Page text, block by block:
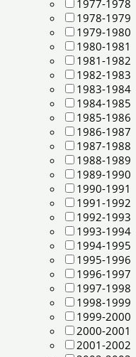
1977-1978
1978-1979
1979-1980
1980-1981
1981-1982
1982-1983
1983-1984
1984-1985
1985-1986
1986-1987
1987-1988
1988-1989
1989-1990
1990-1991
1991-1992
1992-1993
1993-1994
1994-1995
1995-1996
1996-1997
1997-1998
1998-1999
1999-2000
2000-2001
2001-2002